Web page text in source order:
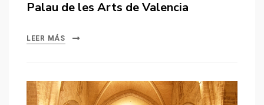
Palau de les Arts de Valencia
LEER MÁS